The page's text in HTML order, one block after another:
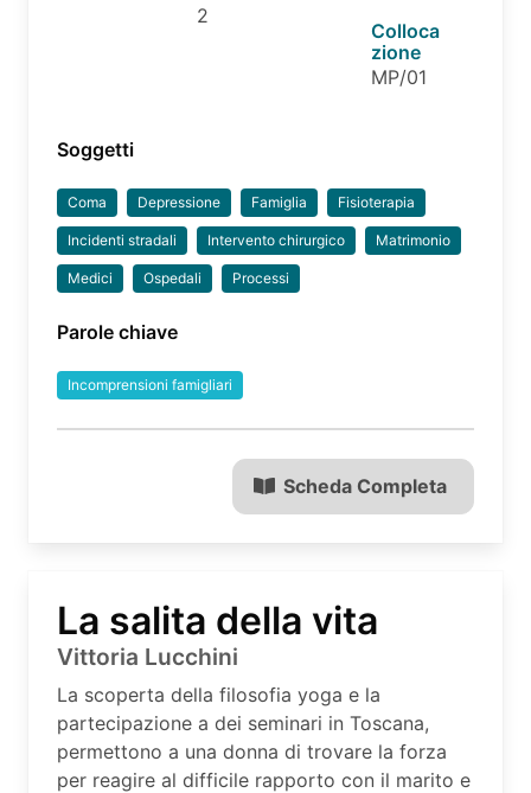
2
Colloca
zione
MP/01
Soggetti
Coma Depressione Famiglia Fisioterapia
Incidenti stradali Intervento chirurgico Matrimonio
Medici Ospedali Processi
Parole chiave
Incomprensioni famigliari
Scheda Completa
La salita della vita
Vittoria Lucchini
La scoperta della filosofia yoga e la
partecipazione a dei seminari in Toscana,
permettono a una donna di trovare la forza
per reagire al difficile rapporto con il marito e